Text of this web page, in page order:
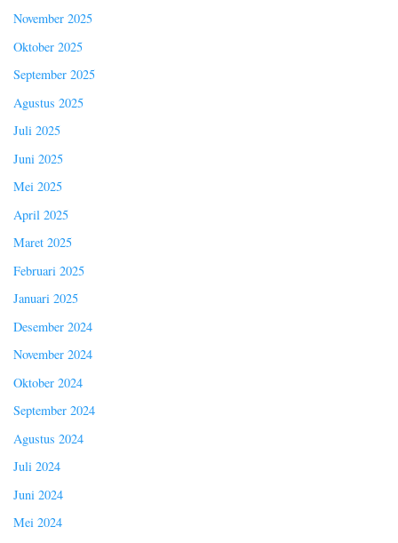
November 2025
Oktober 2025
September 2025
Agustus 2025
Juli 2025
Juni 2025
Mei 2025
April 2025
Maret 2025
Februari 2025
Januari 2025
Desember 2024
November 2024
Oktober 2024
September 2024
Agustus 2024
Juli 2024
Juni 2024
Mei 2024